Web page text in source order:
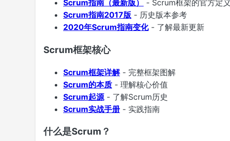
Scrum指南（最新版）
- Scrum框架的官方定义
Scrum指南2017版 - 历史版本参考
2020年Scrum指南变化- 了解最新更新
Scrum框架核心
Scrum框架详解- 完整框架图解
Scrum的本质 - 理解核心价值
Scrum起源 - 了解Scrum历史
Scrum实战手册 - 实践指南
什么是Scrum？